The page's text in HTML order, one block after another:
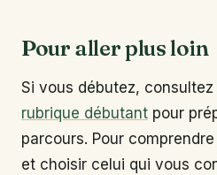
Pour aller plus loin
Si vous débutez,
rubrique débutant pour
parcours. Pour
et choisir celui qui vous